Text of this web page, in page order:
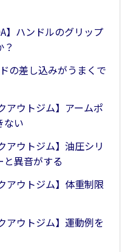
】ハンドルのグリップ
の差し込みがうまくで
アウトジム】アームポ
ない
アウトジム】油圧シリ
と異音がする
アウトジム】体重制限
アウトジム】運動例を